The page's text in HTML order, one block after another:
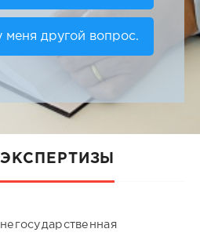
меня другой вопрос.